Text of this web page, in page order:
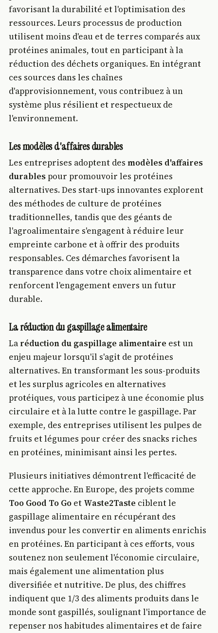
favorisant la durabilité et l'optimisation des
ressources. Leurs processus de production
utilisent moins d'eau et de terres comparés aux
protéines animales, tout en participant à la
réduction des déchets organiques. En intégrant
ces sources dans les chaînes
d'approvisionnement, vous contribuez à un
système plus résilient et respectueux de
l'environnement.
Les modèles d'affaires durables
Les entreprises adoptent desmodèles d'affaires
durablespour promouvoir les protéines
alternatives. Des start-ups innovantes explorent
des méthodes de culture de protéines
traditionnelles, tandis que des géants de
l'agroalimentaire s'engagent à réduire leur
empreinte carbone et à offrir des produits
responsables. Ces démarches favorisent la
transparence dans votre choix alimentaire et
renforcent l'engagement envers un futur
durable.
La réduction du gaspillage alimentaire
La réduction du gaspillage alimentaire est un
enjeu majeur lorsqu'il s'agit de protéines
alternatives. En transformant les sous-produits
et les surplus agricoles en alternatives
protéiques, vous participez à une économie plus
circulaire et à la lutte contre le gaspillage. Par
exemple, des entreprises utilisent les pulpes de
fruits et légumes pour créer des snacks riches
en protéines, minimisant ainsi les pertes.
Plusieurs initiatives démontrent l'efficacité de
cette approche. En Europe, des projets comme
Too Good To Go et Waste2Taste ciblent le
gaspillage alimentaire en récupérant des
invendus pour les convertir en aliments enrichis
en protéines. En participant à ces efforts, vous
soutenez non seulement l'économie circulaire,
mais également une alimentation plus
diversifiée et nutritive. De plus, des chiffres
indiquent que 1/3 des aliments produits dans le
monde sont gaspillés, soulignant l'importance de
repenser nos habitudes alimentaires et de faire